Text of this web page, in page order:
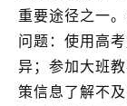
重要途径之一
问题：使用高
异；参加大班
策信息了解不